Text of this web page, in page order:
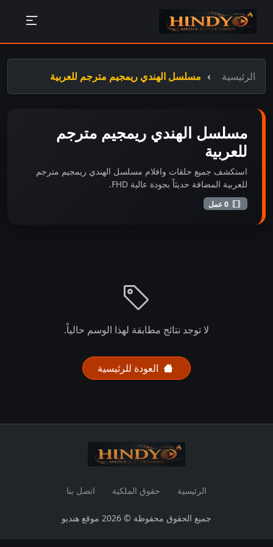
الرئيسية مسلسل الهندي ريمجيم مترجم للعربية
مسلسل الهندي ريمجيم مترجم
للعربية
استكشف جميع حلقات وافلام مسلسل الهندي ريمجيم مترجم
للعربية المضافة حديثاً بجودة عالية FHD.
لا توجد نتائج مطابقة لهذا الوسم حالياً.
العودة للرئيسية
الرئيسية حقوق الملكية اتصل بنا
جميع الحقوق محفوظة © 2026 موقع هنديو